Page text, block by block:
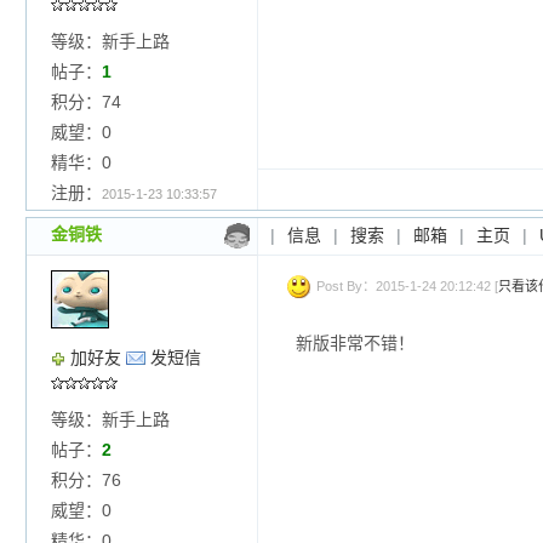
等级：新手上路
帖子： 1
积分：74
威望：0
精华：0
注册：
2015-1-23 10:33:57
金铜铁 | 信息 | 搜索 | 邮箱 | 主页 |
加好友 发短信
等级：新手上路
帖子： 2
积分：76
威望：0
Post By：2015-1-24 20:12:42 [只看该
新版非常不错！